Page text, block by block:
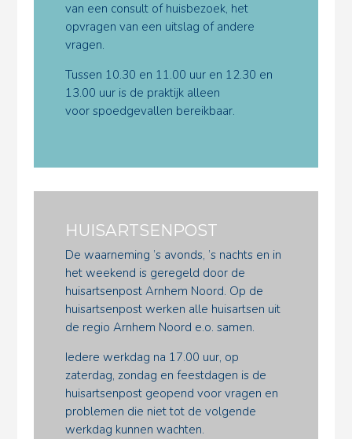
van een consult of huisbezoek, het
opvragen van een uitslag of andere
vragen.
Tussen 10.30 en 11.00 uur en 12.30 en
13.00 uur is de praktijk alleen
voor spoedgevallen bereikbaar.
HUISARTSENPOST
De waarneming ’s avonds, ’s nachts en in
het weekend is geregeld door de
huisartsenpost Arnhem Noord. Op de
huisartsenpost werken alle huisartsen uit
de regio Arnhem Noord e.o. samen.
Iedere werkdag na 17.00 uur, op
zaterdag, zondag en feestdagen is de
huisartsenpost geopend voor vragen en
problemen die niet tot de volgende
werkdag kunnen wachten.